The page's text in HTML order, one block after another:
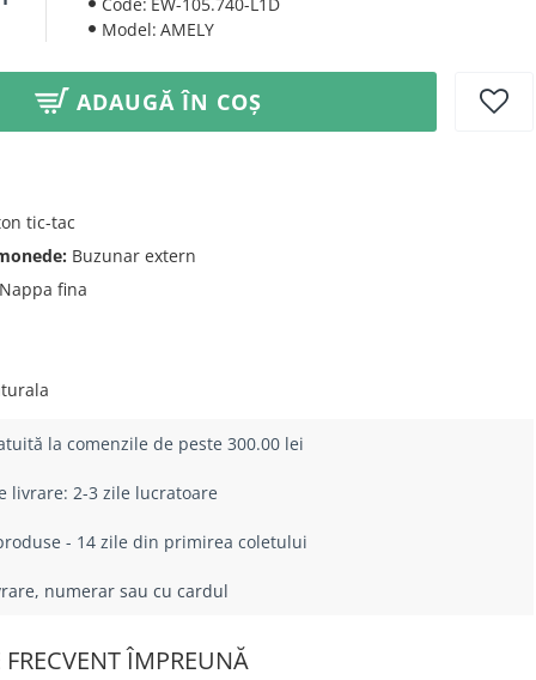
Model: AMELY
ADAUGĂ ÎN COȘ
tic-tac
Buzunar extern
Nappa fina
la comenzile de peste 300.00 lei
livrare: 2-3 zile lucratoare
- 14 zile din primirea coletului
numerar sau cu cardul
ÎMPREUNĂ